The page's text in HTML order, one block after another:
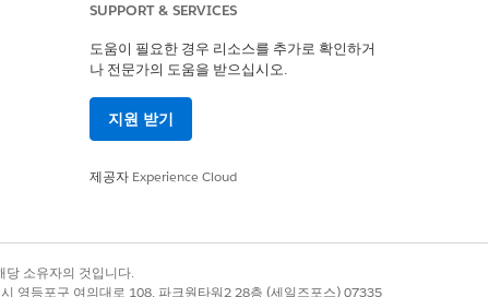
스 만들기
액세스
된 개체가 작업 계획 템플릿의 대상 개체
SUPPORT & SERVICES
도움이 필요한 경우 리소스를 추가로 확인하거
나 전문가의 도움을 받으십시오.
지원 받기
제공자 Experience Cloud
소유자의 것입니다.
영등포구 여의대로 108, 파크원타워2 28층 (세일즈포스) 07335